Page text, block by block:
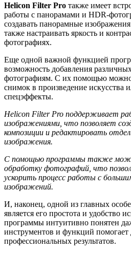
Helicon Filter Pro также имеет
работы с панорамами и HDR-
создавать панорамные
также настраивать яркость и
фотографиях.
Еще одной важной функцией
возможность добавления
фотографиям. С их помощью
снимок в произведение искусства
спецэффекты.
Helicon Filter Pro поддерживает
изображениями, что позволяет
композиции и редактировать
изображения.
С помощью программы также
обработку фотографий, что
ускорить процесс работы с
изображений.
И, наконец, одной из главных
является его простота и удобство
программы интуитивно понятен
инструментов и функций помогает
профессиональных результатов.